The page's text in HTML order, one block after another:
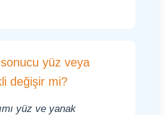
sonucu yüz veya
değişir mi?
yüz ve yanak